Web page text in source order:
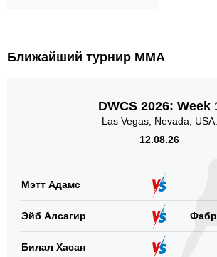
Ближайший турнир ММА
DWCS 2026: Week
Las Vegas, Nevada, USA.
12.08.26
Мэтт Адамс
Эйб Алсагир
Билал Хасан